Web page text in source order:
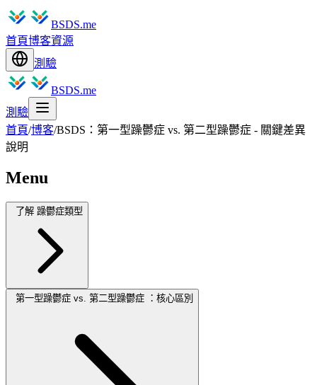
BSDS.me
首頁博客資源
測驗
BSDS.me
測驗
首頁/博客/BSDS：第一型躁鬱症 vs. 第二型躁鬱症 - 關鍵差異
說明
Menu
了解 躁鬱症類型
第一型躁鬱症 vs. 第二型躁鬱症 ：核心區別